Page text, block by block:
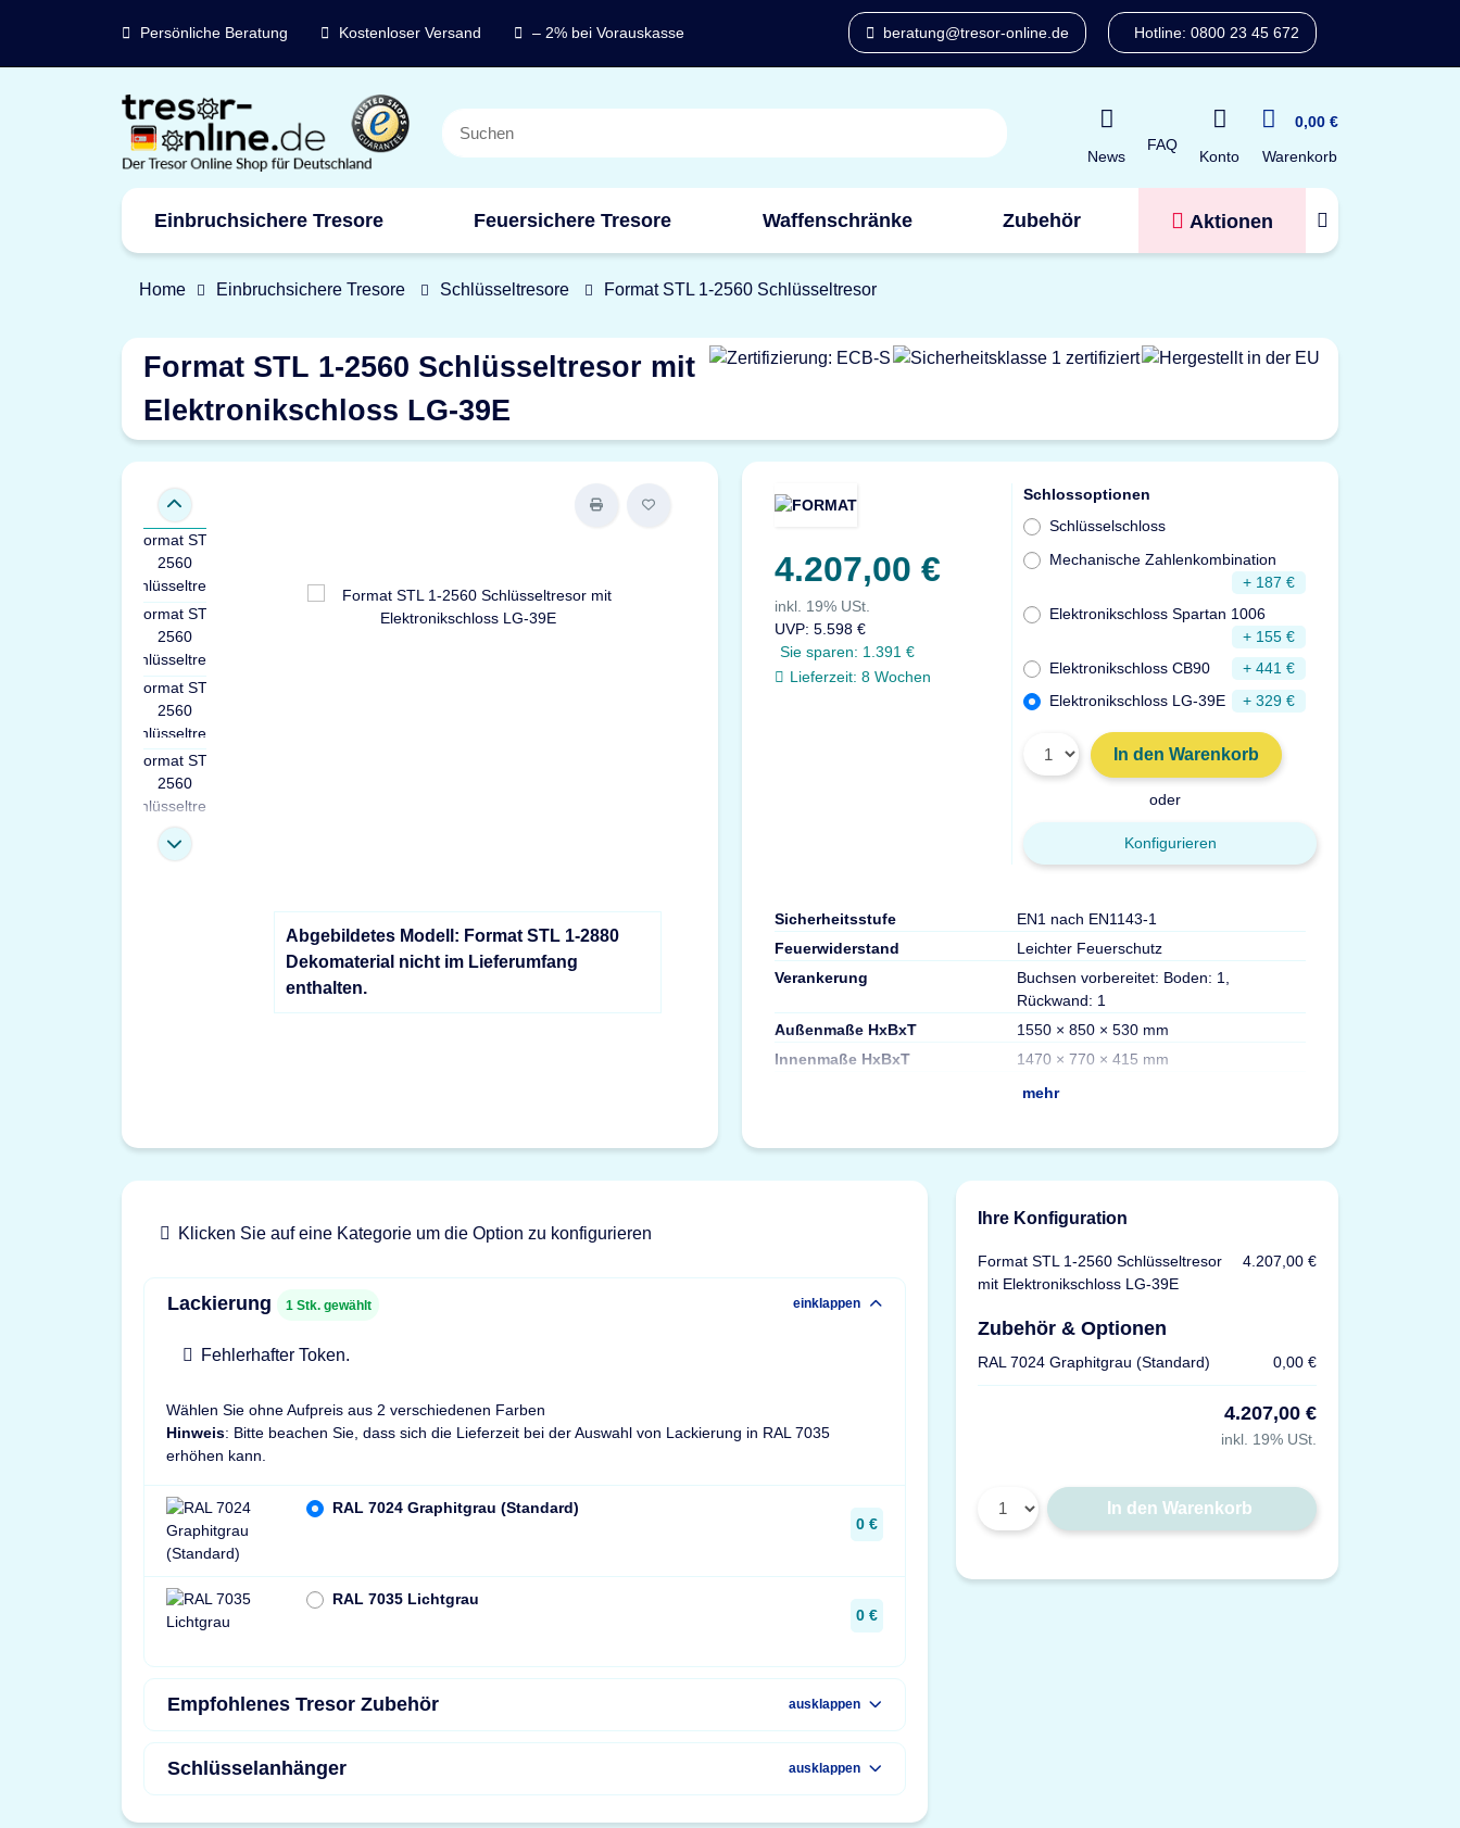
Persönliche Beratung Kostenloser Versand – 2% bei Vorauskasse beratung@tresor-online.de Hotline: 0800 23 45 672
News
FAQ
Konto
0,00 €
Warenkorb
Einbruchsichere Tresore Feuersichere Tresore Waffenschränke Zubehör Aktionen
Marken
Home Einbruchsichere Tresore Schlüsseltresore Format STL 1-2560 Schlüsseltresor
Format STL 1-2560 Schlüsseltresor mit
Elektronikschloss LG-39E
Abgebildetes Modell: Format STL 1-2880
Dekomaterial nicht im Lieferumfang
enthalten.
4.207,00 €
inkl. 19% USt.
UVP:5.598 €
Sie sparen: 1.391 €
Lieferzeit: 8 Wochen
Schlossoptionen
Schlüsselschloss
Mechanische Zahlenkombination
+ 187 €
Elektronikschloss Spartan 1006
+ 155 €
Elektronikschloss CB90
+ 441 €
Elektronikschloss LG-39E
+ 329 €
In den Warenkorb
oder
Konfigurieren
Sicherheitsstufe
EN1 nach EN1143-1
Feuerwiderstand
Leichter Feuerschutz
Verankerung
Buchsen vorbereitet: Boden: 1,
Rückwand: 1
Außenmaße HxBxT
1550 × 850 × 530 mm
Innenmaße HxBxT
1470 × 770 × 415 mm
mehr
Klicken Sie auf eine Kategorie um die Option zu konfigurieren
Lackierung 1 Stk. gewählt einklappen
Fehlerhafter Token.
Wählen Sie ohne Aufpreis aus 2 verschiedenen Farben
Hinweis: Bitte beachen Sie, dass sich die Lieferzeit bei der Auswahl von Lackierung in RAL 7035
erhöhen kann.
RAL 7024 Graphitgrau (Standard)
0 €
RAL 7035 Lichtgrau
0 €
Empfohlenes Tresor Zubehör ausklappen
Schlüsselanhänger ausklappen
Ihre Konfiguration
Format STL 1-2560 Schlüsseltresor
mit Elektronikschloss LG-39E
4.207,00 €
Zubehör & Optionen
RAL 7024 Graphitgrau (Standard) 0,00 €
4.207,00 €
inkl. 19% USt.
In den Warenkorb